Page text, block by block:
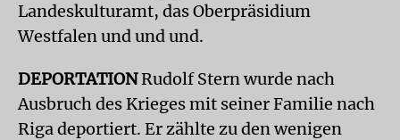
Landeskulturamt, das Oberpräsidium
Westfalen und und und.
DEPORTATIONRudolf Stern wurde nach
Ausbruch des Krieges mit seiner Familie nach
Riga deportiert. Er zählte zu den wenigen